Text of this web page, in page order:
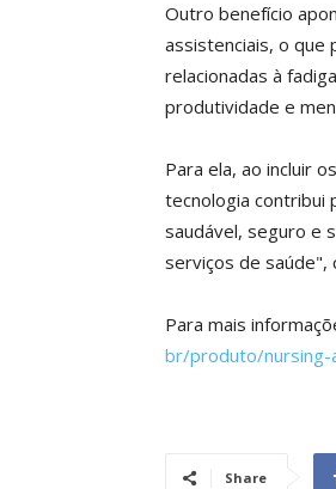
Outro benefício
assistenciais, o que
relacionadas à
produtividade e
Para ela, ao incluir
tecnologia contribui
saudável, seguro e
serviços de saúde",
Para mais
br/produto/nursing-
Share